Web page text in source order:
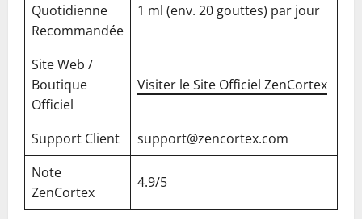
Quotidienne
Recommandée
1 ml (env. 20 gouttes) par jour
Site Web /
Boutique
Officiel
Visiter le Site Officiel ZenCortex
Support Client
support@zencortex.com
Note
ZenCortex
4.9/5